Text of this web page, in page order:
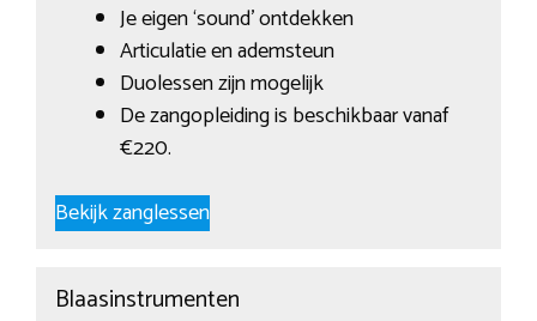
Je eigen ‘sound’ ontdekken
Articulatie en ademsteun
Duolessen zijn mogelijk
De zangopleiding is beschikbaar vanaf
€220.
Bekijk zanglessen
Blaasinstrumenten